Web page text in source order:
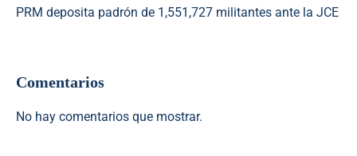
PRM deposita padrón de 1,551,727 militantes ante la JCE
Comentarios
No hay comentarios que mostrar.